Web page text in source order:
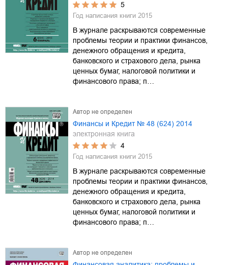
5
Год написания книги 2015
В журнале раскрываются современные
проблемы теории и практики финансов,
денежного обращения и кредита,
банковского и страхового дела, рынка
ценных бумаг, налоговой политики и
финансового права; п…
Автор не определен
Финансы и Кредит № 48 (624) 2014
электронная книга
4
Год написания книги 2015
В журнале раскрываются современные
проблемы теории и практики финансов,
денежного обращения и кредита,
банковского и страхового дела, рынка
ценных бумаг, налоговой политики и
финансового права; п…
Автор не определен